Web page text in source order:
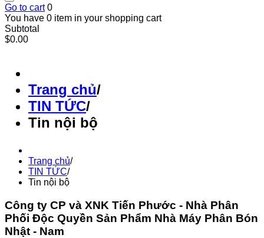
Go to cart 0
You have 0 item in your shopping cart
Subtotal
$0.00
Trang chủ/
TIN TỨC/
Tin nội bộ
Trang chủ/
TIN TỨC/
Tin nội bộ
Công ty CP và XNK Tiến Phước - Nhà Phân
Phối Độc Quyền Sản Phẩm Nhà Máy Phân Bón
Nhật - Nam